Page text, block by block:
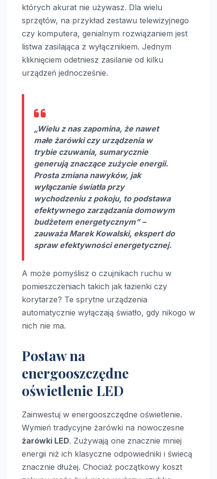
których akurat nie używasz. Dla wielu
sprzętów, na przykład zestawu telewizyjnego
czy komputera, genialnym rozwiązaniem jest
listwa zasilająca z wyłącznikiem. Jednym
kliknięciem odetniesz zasilanie od kilku
urządzeń jednocześnie.
„Wielu z nas zapomina, że nawet
małe żarówki czy urządzenia w
trybie czuwania, sumarycznie
generują znaczące zużycie energii.
Prosta zmiana nawyków, jak
wyłączanie światła przy
wychodzeniu z pokoju, to podstawa
efektywnego zarządzania domowym
budżetem energetycznym” –
zauważa Marek Kowalski, ekspert do
sprawefektywności energetycznej.
A może pomyślisz o czujnikach ruchu w
pomieszczeniach takich jak łazienki czy
korytarze? Te sprytne urządzenia
automatycznie wyłączają światło, gdy nikogo w
nich nie ma.
Postaw na
energooszczędne
oświetlenie LED
Zainwestuj w energooszczędne oświetlenie.
Wymień tradycyjne żarówki na nowoczesne
żarówki LED. Zużywają one znacznie mniej
energii niż ich klasyczne odpowiedniki i świecą
znacznie dłużej. Chociaż początkowy koszt